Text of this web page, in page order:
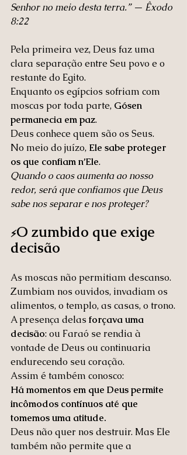
Senhor no meio desta terra.” — Êxodo
8:22
Pela primeira vez, Deus faz uma
clara separação entre Seu povo e o
restante do Egito.
Enquanto os egípcios sofriam com
moscas por toda parte, Gósen
permanecia em paz.
Deus conhece quem são os Seus.
No meio do juízo, Ele sabe proteger
os que confiam n’Ele.
Quando o caos aumenta ao nosso
redor, será que confiamos que Deus
sabe nos separar e nos proteger?
⚡O zumbido que exige
decisão
As moscas não permitiam descanso.
Zumbiam nos ouvidos, invadiam os
alimentos, o templo, as casas, o trono.
A presença delas forçava uma
decisão: ou Faraó se rendia à
vontade de Deus ou continuaria
endurecendo seu coração.
Assim é também conosco:
Há momentos em que Deus permite
incômodos contínuos até que
tomemos uma atitude.
Deus não quer nos destruir. Mas Ele
também não permite que a